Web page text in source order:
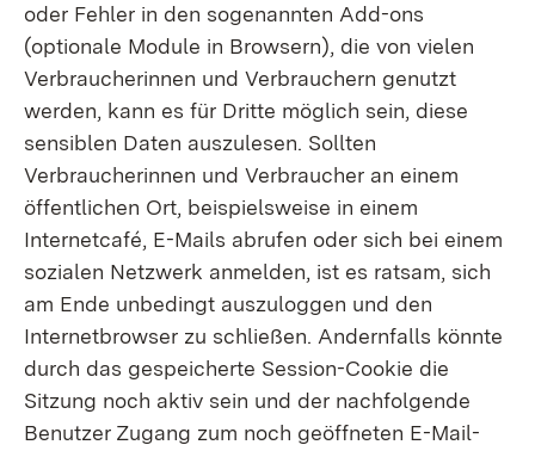
oder Fehler in den sogenannten Add-ons
(optionale Module in Browsern), die von vielen
Verbraucherinnen und Verbrauchern genutzt
werden, kann es für Dritte möglich sein, diese
sensiblen Daten auszulesen. Sollten
Verbraucherinnen und Verbraucher an einem
öffentlichen Ort, beispielsweise in einem
Internetcafé, E-Mails abrufen oder sich bei einem
sozialen Netzwerk anmelden, ist es ratsam, sich
am Ende unbedingt auszuloggen und den
Internetbrowser zu schließen. Andernfalls könnte
durch das gespeicherte Session-Cookie die
Sitzung noch aktiv sein und der nachfolgende
Benutzer Zugang zum noch geöffneten E-Mail-